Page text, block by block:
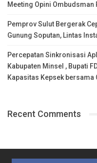
Meeting Opini Ombudsman
Pemprov Sulut Bergerak
Gunung Soputan, Lintas
Percepatan Sinkronisasi
Kabupaten Minsel , Bupati
Kapasitas Kepsek bersama
Recent Comments